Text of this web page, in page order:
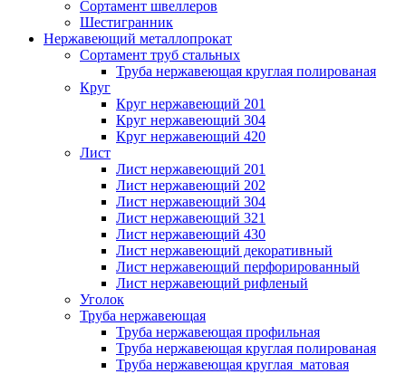
Сортамент швеллеров
Шестигранник
Нержавеющий металлопрокат
Сортамент труб стальных
Труба нержавеющая круглая полированая
Круг
Круг нержавеющий 201
Круг нержавеющий 304
Круг нержавеющий 420
Лист
Лист нержавеющий 201
Лист нержавеющий 202
Лист нержавеющий 304
Лист нержавеющий 321
Лист нержавеющий 430
Лист нержавеющий декоративный
Лист нержавеющий перфорированный
Лист нержавеющий рифленый
Уголок
Труба нержавеющая
Труба нержавеющая профильная
Труба нержавеющая круглая полированая
Труба нержавеющая круглая матовая